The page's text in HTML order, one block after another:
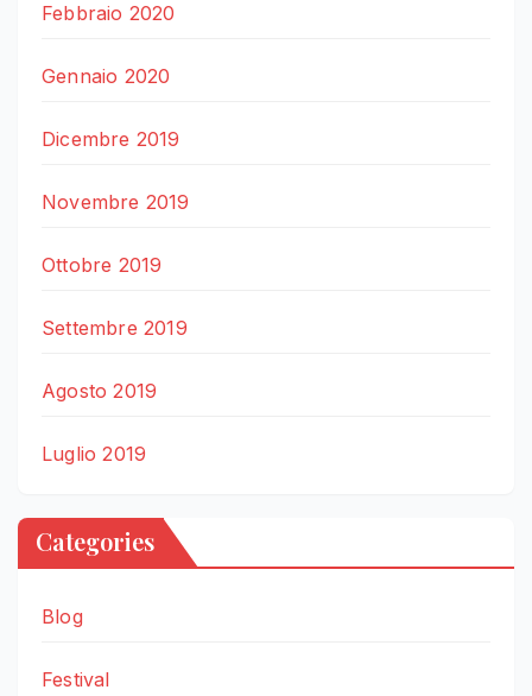
Febbraio 2020
Gennaio 2020
Dicembre 2019
Novembre 2019
Ottobre 2019
Settembre 2019
Agosto 2019
Luglio 2019
Categories
Blog
Festival